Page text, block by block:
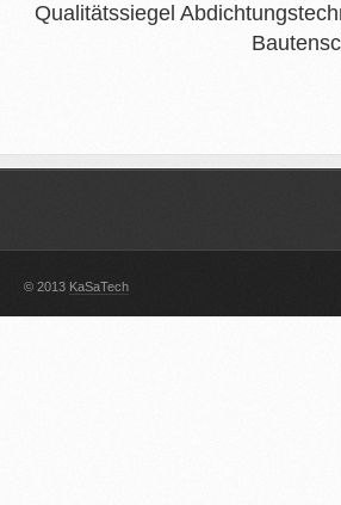
Qualitätssiegel
© 2013 KaSaTech